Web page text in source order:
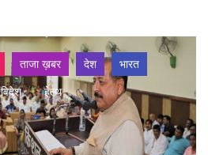
ताजा ख़बर देश
भारत
विदेश हेल्थ